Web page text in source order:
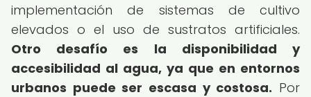
implementación de sistemas de cultivo
elevados o el uso de sustratos artificiales.
Otro desafío es la disponibilidad y
accesibilidad al agua, ya que en entornos
urbanos puede ser escasa y costosa. Por